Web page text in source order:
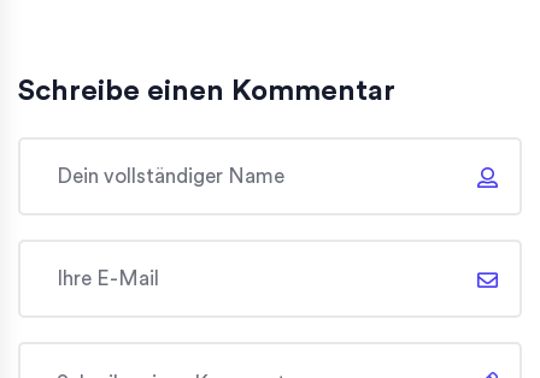
Schreibe einen Kommentar